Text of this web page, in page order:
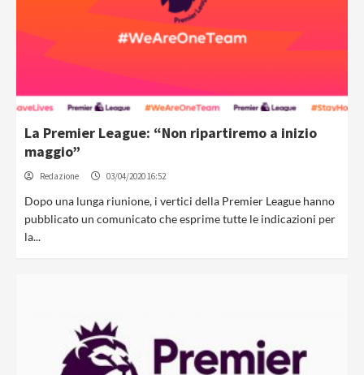
La Premier League: “Non ripartiremo a inizio
maggio”
Redazione 03/04/2020 16:52
Dopo una lunga riunione, i vertici della Premier League hanno
pubblicato un comunicato che esprime tutte le indicazioni per
la...